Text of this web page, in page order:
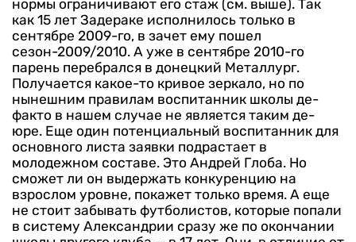
нормы ограничивают его стаж (см. выше). Так
как 15 лет Задераке исполнилось только в
сентябре 2009-го, в зачет ему пошел
сезон-2009/2010. А уже в сентябре 2010-го
парень перебрался в донецкий Металлург.
Получается какое-то кривое зеркало, но по
нынешним правилам воспитанник школы де-
факто в нашем случае не является таким де-
юре. Еще один потенциальный воспитанник для
основного листа заявки подрастает в
молодежном составе. Это Андрей Глоба. Но
сможет ли он выдержать конкуренцию на
взрослом уровне, покажет только время. А еще
не стоит забывать футболистов, которые попали
в систему Александрии сразу же по окончании